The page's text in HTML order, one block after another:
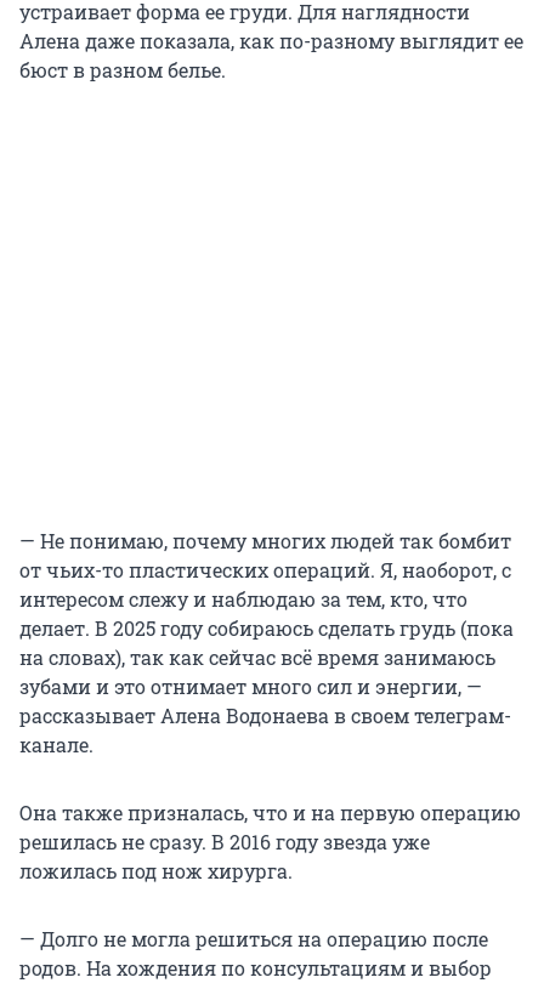
устраивает форма ее груди. Для наглядности
Алена даже показала, как по-разному выглядит ее
бюст в разном белье.
— Не понимаю, почему многих людей так бомбит
от чьих-то пластических операций. Я, наоборот, с
интересом слежу и наблюдаю за тем, кто, что
делает. В 2025 году собираюсь сделать грудь (пока
на словах), так как сейчас всё время занимаюсь
зубами и это отнимает много сил и энергии, —
рассказывает Алена Водонаева в своем телеграм-
канале.
Она также призналась, что и на первую операцию
решилась не сразу. В 2016 году звезда уже
ложилась под нож хирурга.
— Долго не могла решиться на операцию после
родов. На хождения по консультациям и выбор